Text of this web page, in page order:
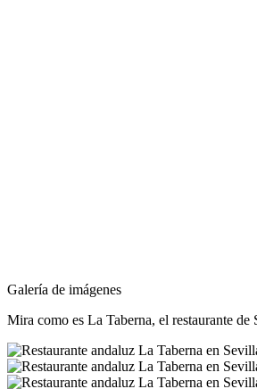
Galería de imágenes
Mira como es La Taberna, el restaurante de